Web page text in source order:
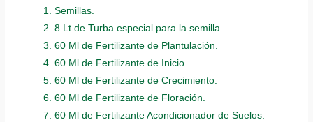
1. Semillas.
2. 8 Lt de Turba especial para la semilla.
3. 60 Ml de Fertilizante de Plantulación.
4. 60 Ml de Fertilizante de Inicio.
5. 60 Ml de Fertilizante de Crecimiento.
6. 60 Ml de Fertilizante de Floración.
7. 60 Ml de Fertilizante Acondicionador de Suelos.